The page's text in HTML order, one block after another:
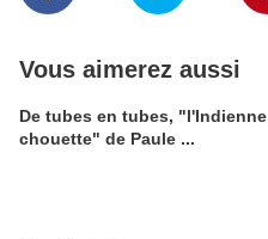
Vous aimerez aussi
De tubes en tubes, "l'Indienne
chouette" de Paule ...